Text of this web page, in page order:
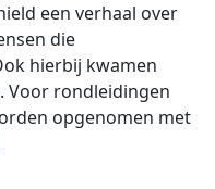
een verhaal over
die
hierbij kwamen
Voor rondleidingen
opgenomen met